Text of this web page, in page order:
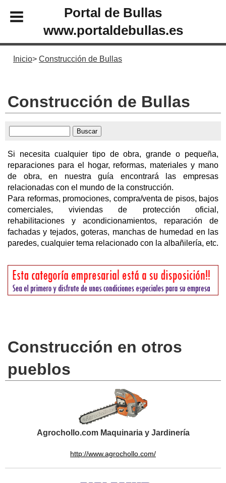
Portal de Bullas
www.portaldebullas.es
Inicio Construcción de Bullas
Construcción de Bullas
Si necesita cualquier tipo de obra, grande o pequeña,
reparaciones para el hogar, reformas, materiales y mano
de obra, en nuestra guía encontrará las empresas
relacionadas con el mundo de la construcción.
Para reformas, promociones, compra/venta de pisos, bajos
comerciales, viviendas de protección oficial,
rehabilitaciones y acondicionamientos, reparación de
fachadas y tejados, goteras, manchas de humedad en las
paredes, cualquier tema relacionado con la albañilería, etc.
Construcción en otros
pueblos
Agrochollo.com Maquinaria y Jardinería
http://www.agrochollo.com/